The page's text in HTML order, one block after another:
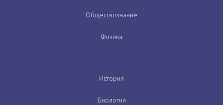
Обществознание
Физика
История
Биология